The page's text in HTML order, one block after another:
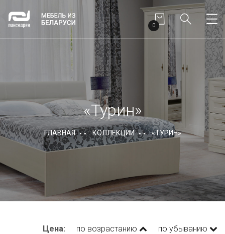
0
«Турин»
ГЛАВНАЯ КОЛЛЕКЦИИ «ТУРИН»
Цена: по возрастанию по убыванию